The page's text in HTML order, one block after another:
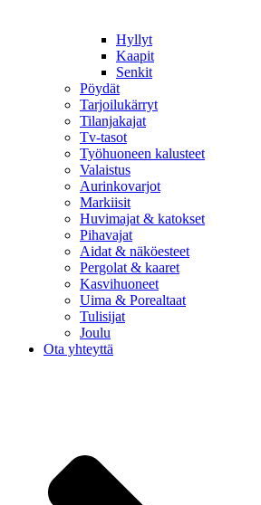
Hyllyt
Kaapit
Senkit
Pöydät
Tarjoilukärryt
Tilanjakajat
Tv-tasot
Työhuoneen kalusteet
Valaistus
Aurinkovarjot
Markiisit
Huvimajat & katokset
Pihavajat
Aidat & näköesteet
Pergolat & kaaret
Kasvihuoneet
Uima & Porealtaat
Tulisijat
Joulu
Ota yhteyttä